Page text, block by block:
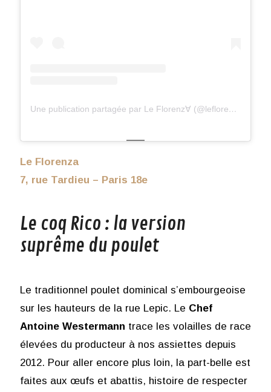
Une publication partagée par Le Florenz∀ (@leflorenza_)
Le Florenza
7, rue Tardieu – Paris 18e
Le coq Rico : la version
suprême du poulet
Le traditionnel poulet dominical s’embourgeoise
sur les hauteurs de la rue Lepic. Le Chef
Antoine Westermann trace les volailles de race
élevées du producteur à nos assiettes depuis
2012. Pour aller encore plus loin, la part-belle est
faites aux œufs et abattis, histoire de respecter